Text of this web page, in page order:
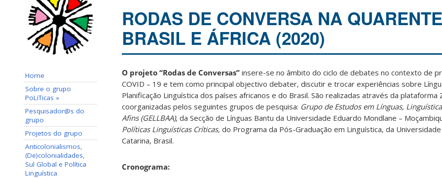
Home
Sobre o grupo
PoLiTicas »
Pesquisador@s do
grupo
Projetos do grupo
Anticolonialismos,
(De)colonialidades,
Sul Global e Política
Linguística
RODAS DE CONVERSA NA
BRASIL E ÁFRICA (2020)
O projeto “Rodas de Conversas” insere-se no âmbito do ciclo de debates no contexto de
COVID – 19 e tem como principal objectivo debater, discutir e trocar experiências sobre
Planificação Linguística dos países africanos e do Brasil. São realizadas através da plataforma
coorganizadas pelos seguintes grupos de pesquisa: Grupo de Estudos em Línguas,
Afins (GELLBAA), da Secção de Línguas Bantu da Universidade Eduardo Mondlane –
Políticas Linguísticas Críticas, do Programa da Pós-Graduação em Linguística, da
Catarina, Brasil.
Cronograma: